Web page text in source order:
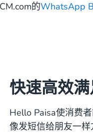
的WhatsApp
快速高效
Hello Paisa使消费
像发短信给朋友一样